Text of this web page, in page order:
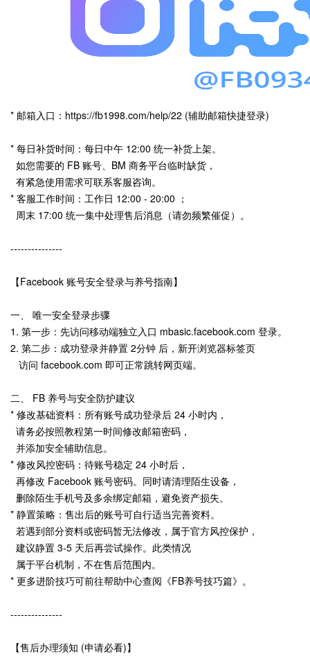
* 邮箱入口：https://fb1998.com/help/22 (辅助邮箱快捷登录)
* 每日补货时间：每日中午 12:00 统一补货上架。
如您需要的 FB 账号、BM 商务平台临时缺货，
有紧急使用需求可联系客服咨询。
* 客服工作时间：工作日 12:00 - 20:00 ；
周末 17:00 统一集中处理售后消息（请勿频繁催促）。
---------------
【Facebook 账号安全登录与养号指南】
一、 唯一安全登录步骤
1. 第一步：先访问移动端独立入口 mbasic.facebook.com 登录。
2. 第二步：成功登录并静置 2分钟 后，新开浏览器标签页
访问 facebook.com 即可正常跳转网页端。
二、 FB 养号与安全防护建议
* 修改基础资料：所有账号成功登录后 24 小时内，
请务必按照教程第一时间修改邮箱密码，
并添加安全辅助信息。
* 修改风控密码：待账号稳定 24 小时后，
再修改 Facebook 账号密码。同时请清理陌生设备，
删除陌生手机号及多余绑定邮箱，避免资产损失。
* 静置策略：售出后的账号可自行适当完善资料。
若遇到部分资料或密码暂无法修改，属于官方风控保护，
建议静置 3-5 天后再尝试操作。此类情况
属于平台机制，不在售后范围内。
* 更多进阶技巧可前往帮助中心查阅《FB养号技巧篇》。
---------------
【售后办理须知 (申请必看)】